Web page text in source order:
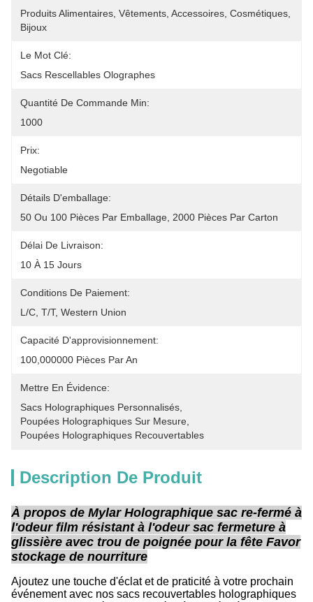
Produits Alimentaires, Vêtements, Accessoires, Cosmétiques,
Bijoux
Le Mot Clé:
Sacs Rescellables Olographes
Quantité De Commande Min:
1000
Prix:
Negotiable
Détails D'emballage:
50 Ou 100 Pièces Par Emballage, 2000 Pièces Par Carton
Délai De Livraison:
10 À 15 Jours
Conditions De Paiement:
L/C, T/T, Western Union
Capacité D'approvisionnement:
100,000000 Pièces Par An
Mettre En Évidence:
Sacs Holographiques Personnalisés
Poupées Holographiques Sur Mesure
Poupées Holographiques Recouvertables
Description De Produit
À propos de Mylar Holographique sac re-fermé à
l'odeur film résistant à l'odeur sac fermeture à
glissière avec trou de poignée pour la fête Favor
stockage de nourriture
Ajoutez une touche d'éclat et de praticité à votre prochain
événement avec nos sacs recouvertables holographiques